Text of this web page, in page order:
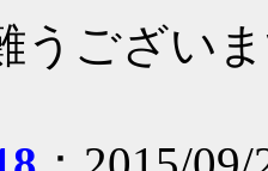
うござい